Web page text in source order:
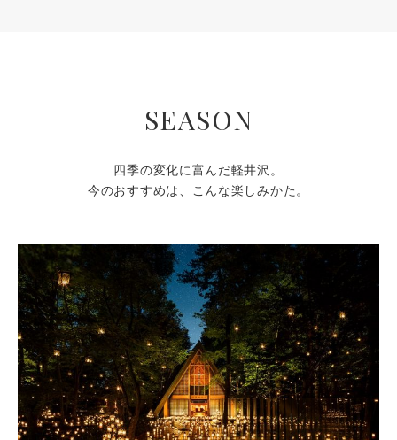
SEASON
四季の変化に富んだ軽井沢。
今のおすすめは、こんな楽しみかた。